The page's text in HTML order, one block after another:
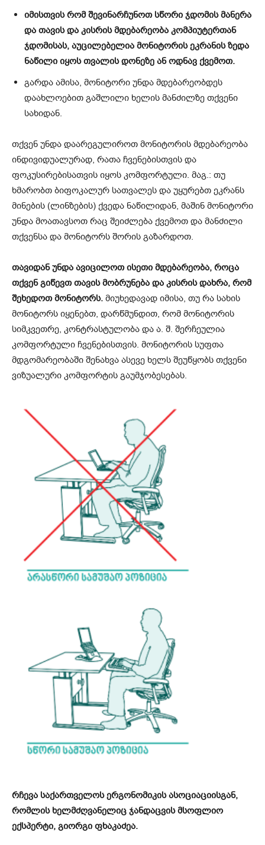
იმისთვის რომ შევინარჩუნოთ სწორი ჯდომის მანერა
და თავის და კისრის მდებარეობა კომპიუტერთან
ჯდომისას, აუცილებელია მონიტორის ეკრანის ზედა
ნაწილი იყოს თვალის დონეზე ან ოდნავ ქვემოთ.
გარდა ამისა, მონიტორი უნდა მდებარეობდეს
დაახლოებით გაშლილი ხელის მანძილზე თქვენი
სახიდან.
თქვენ უნდა დაარეგულიროთ მონიტორის მდებარეობა
ინდივიდუალურად, რათა ჩვენებისთვის და
ფოკუსირებისათვის იყოს კომფორტული. მაგ.: თუ
ხმარობთ ბიფოკალურ სათვალეს და უყურებთ ეკრანს
მინების (ლინზების) ქვედა ნაწილიდან, მაშინ მონიტორი
უნდა მოათავსოთ რაც შეიძლება ქვემოთ და მანძილი
თქვენსა და მონიტორს შორის გაზარდოთ.
თავიდან უნდა ავიცილოთ ისეთი მდებარეობა, როცა
თქვენ გიწევთ თავის მობრუნება და კისრის დახრა, რომ
შეხედოთ მონიტორს. მიუხედავად იმისა, თუ რა სახის
მონიტორს იყენებთ, დარწმუნდით, რომ მონიტორის
სიმკვეთრე, კონტრასტულობა და ა. შ. შერჩეულია
კომფორტული ჩვენებისთვის. მონიტორის სუფთა
მდგომარეობაში შენახვა ასევე ხელს შეუწყობს თქვენი
ვიზუალური კომფორტის გაუმჯობესებას.
რჩევა საქართველოს ერგონომიკის ასოციაციისგან,
რომლის ხელმძღვანელიც ჯანდაცვის მსოფლიო
ექსპერტი, გიორგი ფხაკაძეა.